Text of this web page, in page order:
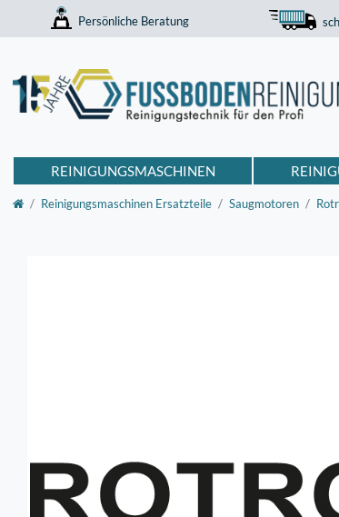
Persönliche Beratung
REINIGUNGSMASCHINEN
Reinigungsmaschinen Ersatzteile Saugmotoren